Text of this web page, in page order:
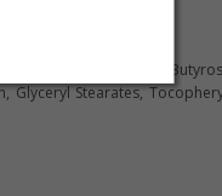
Alcohol, Glycerin,
Glyceryl Stearates,